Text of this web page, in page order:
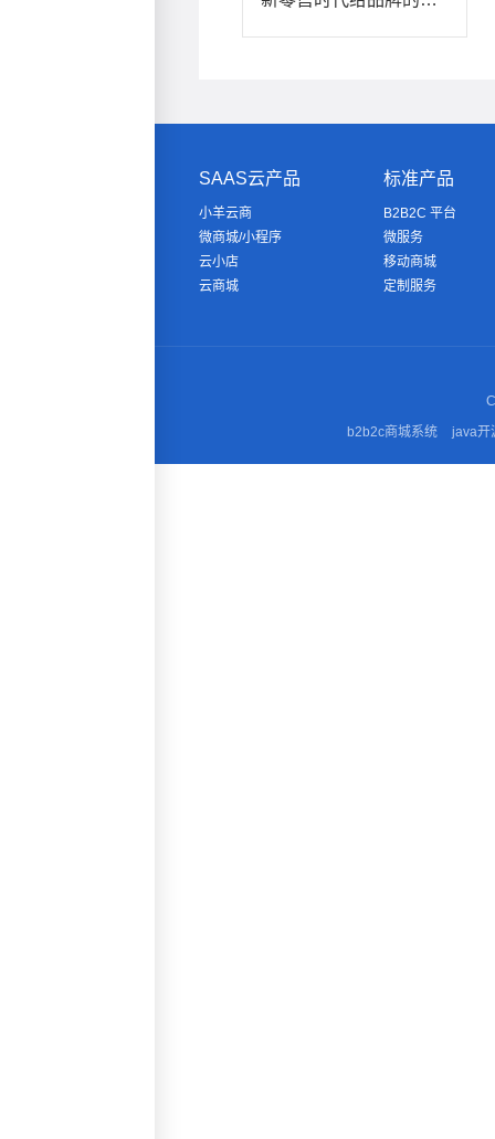
SAAS云产品
小羊云商
微商城/小程序
云小店
云商城
标准产品
B2B2C 平台
微服务
移动商城
定制服务
b2b2c商城系统
java开